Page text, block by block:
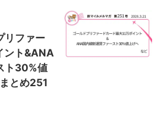
リファー
ント&ANA
ト30%値
とめ251